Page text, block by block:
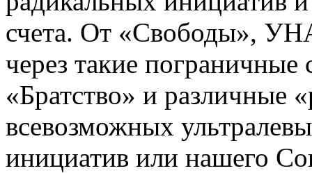
счета. От «Свободы»,
через такие пограничные
«Братство» и различные
всевозможных
инициатив или нашего